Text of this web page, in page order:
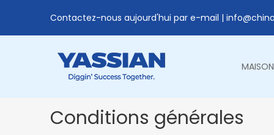
Contactez-nous aujourd'hui par e-mail |
MAISON
Conditions générales